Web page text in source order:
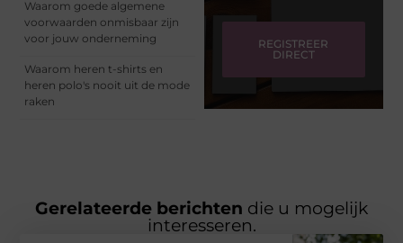
Waarom goede algemene
voorwaarden onmisbaar zijn
voor jouw onderneming
Waarom heren t-shirts en
heren polo's nooit uit de mode
raken
REGISTREER
DIRECT
Gerelateerde berichten die u mogelijk
interesseren.